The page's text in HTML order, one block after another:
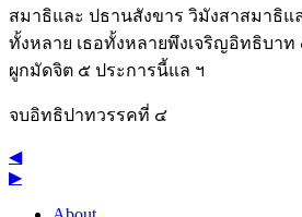
สมาธิและ ปธานสังขาร วิมังสาสมาธิ
ทั้งหลาย เธอทั้งหลายพึงเจริญอิทธิบาท
ผูกมัดจิต ๕ ประการนี้แล ฯ
จบอิทธิปาทวรรคที่ ๔
◀
▶